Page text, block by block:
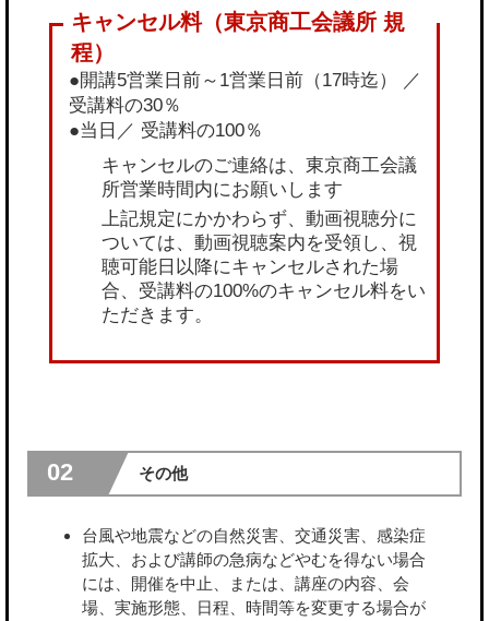
●開講5営業日前～1営業日前（17時迄） ／
受講料の30％
●当日／ 受講料の100％
キャンセルのご連絡は、東京商工会議
所営業時間内にお願いします
上記規定にかかわらず、動画視聴分に
ついては、動画視聴案内を受領し、視
聴可能日以降にキャンセルされた場
合、受講料の100%のキャンセル料をい
ただきます。
02 その他
台風や地震などの自然災害、交通災害、感染症
拡大、および講師の急病などやむを得ない場合
には、開催を中止、または、講座の内容、会
場、実施形態、日程、時間等を変更する場合が